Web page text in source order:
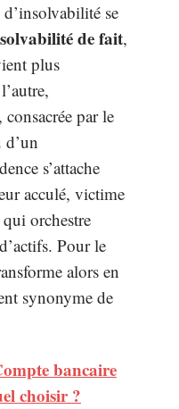
se
de fait,
plus
, consacrée par le
d’un
s’attache
acculé, victime
orchestre
Pour le
alors en
synonyme de
bancaire
choisir ?